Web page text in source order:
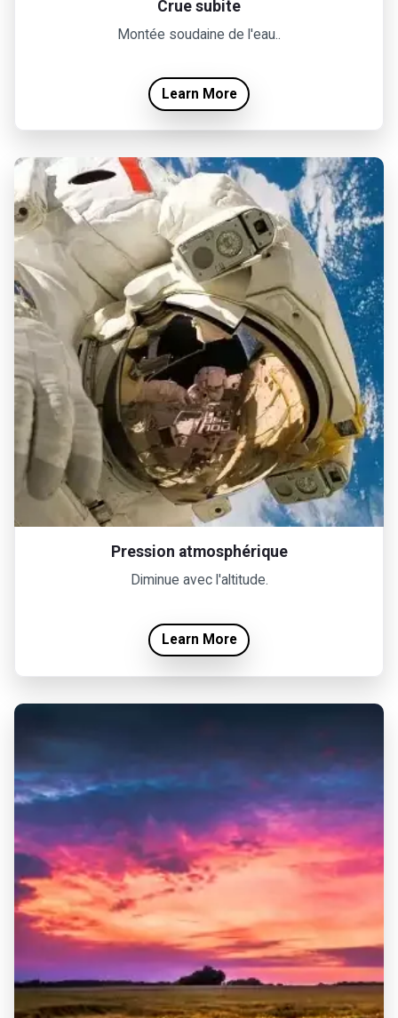
Crue subite
Montée soudaine de l'eau..
Learn More
Pression atmosphérique
Diminue avec l'altitude.
Learn More